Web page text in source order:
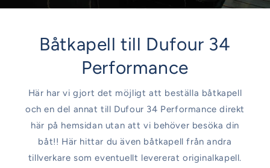
Båtkapell till Dufour 34
Performance
Här har vi gjort det möjligt att beställa båtkapell
och en del annat till Dufour 34 Performance direkt
här på hemsidan utan att vi behöver besöka din
båt!! Här hittar du även båtkapell från andra
tillverkare som eventuellt levererat originalkapell.